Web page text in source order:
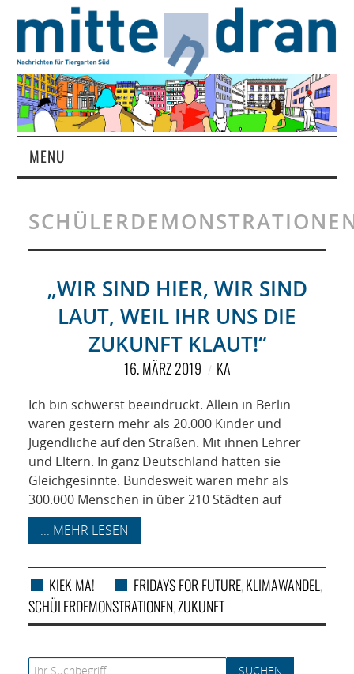
MENU
MAGAZIN
ÜBER UNS
RUBRIKEN
NETZWERK
SPONSORING
KONTAKT
„WIR SIND HIER, WIR SIND
LAUT, WEIL IHR UNS DIE
ZUKUNFT KLAUT!“
16. MÄRZ 2019 KA
Ich bin schwerst beeindruckt. Allein in Berlin
waren gestern mehr als 20.000 Kinder und
Jugendliche auf den Straßen. Mit ihnen Lehrer
und Eltern. In ganz Deutschland hatten sie
Gleichgesinnte. Bundesweit waren mehr als
300.000 Menschen in über 210 Städten auf
... MEHR LESEN
KIEK MA! FRIDAYS FOR FUTURE, KLIMAWANDEL,
SCHÜLERDEMONSTRATIONEN,ZUKUNFT
Search for: